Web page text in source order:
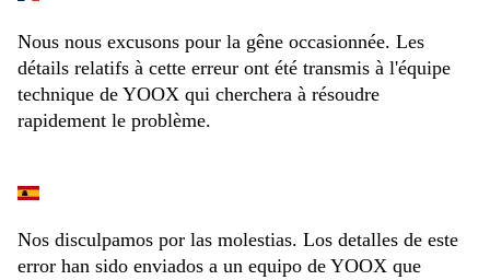
Nous nous excusons pour la gêne occasionnée. Les
détails relatifs à cette erreur ont été transmis à l'équipe
technique de YOOX qui cherchera à résoudre
rapidement le problème.
Nos disculpamos por las molestias. Los detalles de este
error han sido enviados a un equipo de YOOX que